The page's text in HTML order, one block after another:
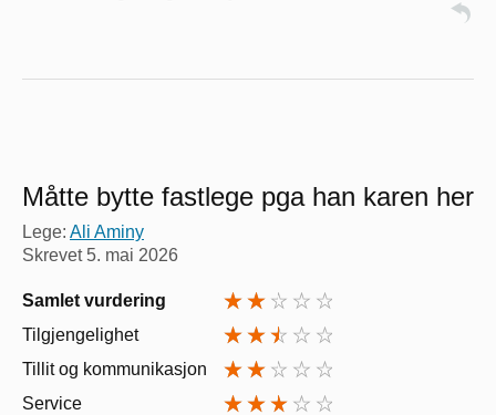
Måtte bytte fastlege pga han karen her
Lege: Ali Aminy
Skrevet 5. mai 2026
Samlet vurdering
Tilgjengelighet
Tillit og kommunikasjon
Service